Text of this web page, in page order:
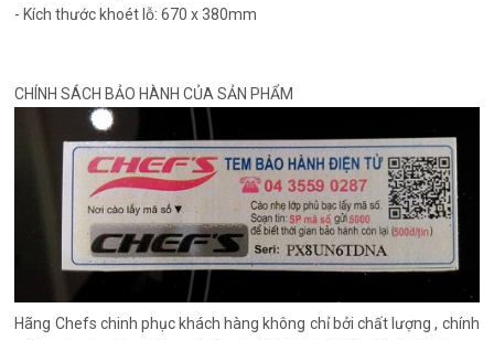
- Kích thước khoét lỗ: 670 x 380mm
CHÍNH SÁCH BẢO HÀNH CỦA SẢN PHẨM
Hãng Chefs chinh phục khách hàng không chỉ bởi chất lượng , chính